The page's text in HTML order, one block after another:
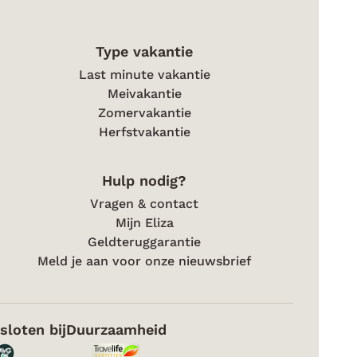
Type vakantie
Last minute vakantie
Meivakantie
Zomervakantie
Herfstvakantie
Hulp nodig?
Vragen & contact
Mijn Eliza
Geldteruggarantie
Meld je aan voor onze nieuwsbrief
bijDuurzaamheid